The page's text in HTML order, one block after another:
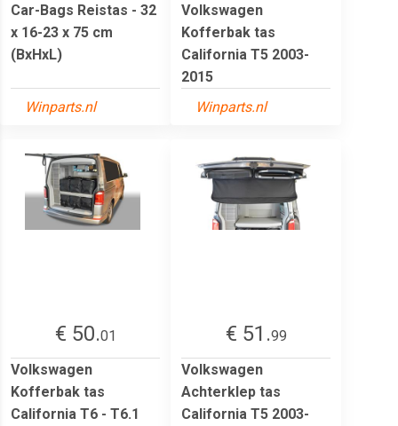
Car-Bags Reistas - 32
x 16-23 x 75 cm
(BxHxL)
Winparts.nl
Volkswagen
Kofferbak tas
California T5 2003-
2015
Winparts.nl
€ 50.01
Volkswagen
Kofferbak tas
California T6 - T6.1
€ 51.99
Volkswagen
Achterklep tas
California T5 2003-